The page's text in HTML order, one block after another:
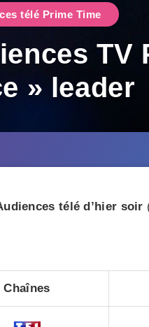
télé Prime Time
TV
» leader
télé d’hier soir
Chaînes